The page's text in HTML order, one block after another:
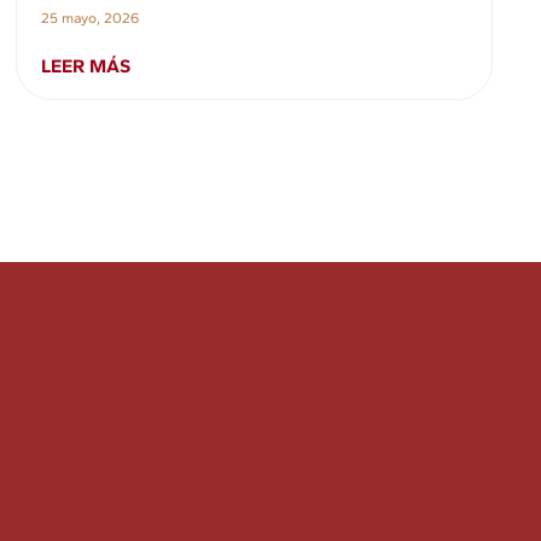
25 mayo, 2026
LEER MÁS